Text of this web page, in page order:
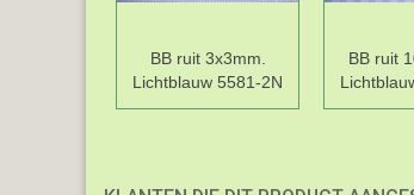
BB ruit 3x3mm.
Lichtblauw 5581-2N
BB ruit